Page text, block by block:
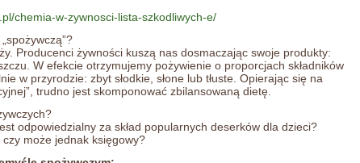
chemia-w-zywnosci-lista-szkodliwych-e/
Producenci żywności kuszą nas dosmaczając swoje produkty:
W efekcie otrzymujemy pożywienie o proporcjach składników
w przyrodzie: zbyt słodkie, słone lub tłuste. Opierając się na
trudno jest skomponować zbilansowaną dietę.
odpowiedzialny za skład popularnych deserków dla dzieci?
może jednak księgowy?